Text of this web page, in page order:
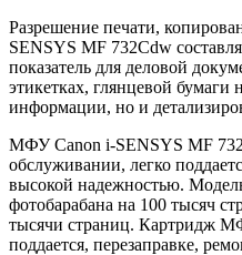
Разрешение печати,
SENSYS MF 732Cdw
показатель для деловой
этикетках, глянцевой бумаги
информации, но и
МФУ Canon i-SENSYS MF
обслуживании, легко
высокой надежностью.
фотобарабана на 100 тысяч
тысячи страниц. Картридж
поддается, перезаправке,